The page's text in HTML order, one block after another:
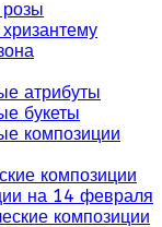
атрибуты
букеты
композиции
композиции
на 14 февраля
композиции